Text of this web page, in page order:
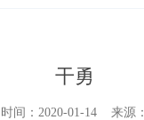
干勇
时间：2020-01-14 来源：